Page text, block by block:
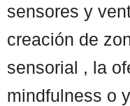
sensores y
creación de
sensorial , la
mindfulness o